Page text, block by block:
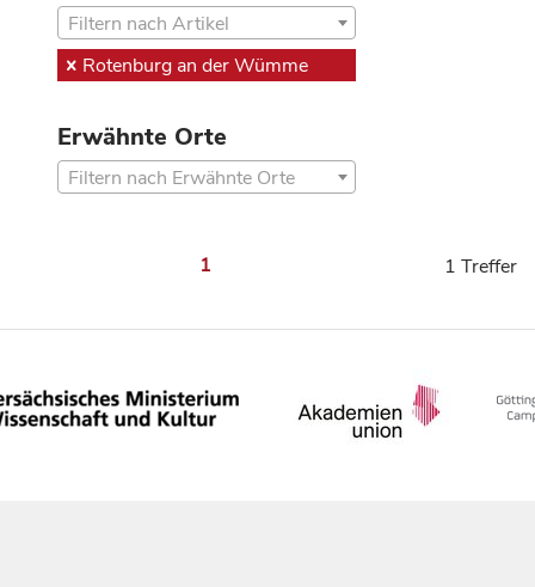
Filtern nach Artikel
Rotenburg an der Wümme
Erwähnte Orte
Filtern nach Erwähnte Orte
1 1 Treffer